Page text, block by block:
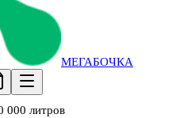
МЕГАБОЧКА
000 литров